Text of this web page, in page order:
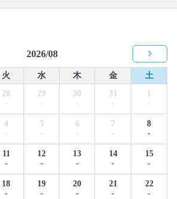
2026/08
火 水 木 金
土
28
-
29
-
30
-
31
-
1
-
4
-
5
-
6
-
7
-
8
-
11
-
12
-
13
-
14
-
15
-
18
-
19
-
20
-
21
-
22
-